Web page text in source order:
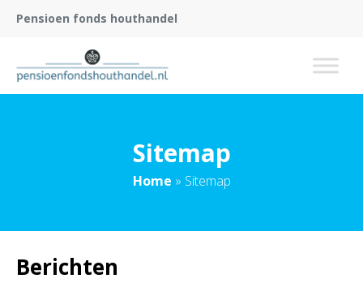
Pensioen fonds houthandel
Sitemap
Home » Sitemap
Berichten